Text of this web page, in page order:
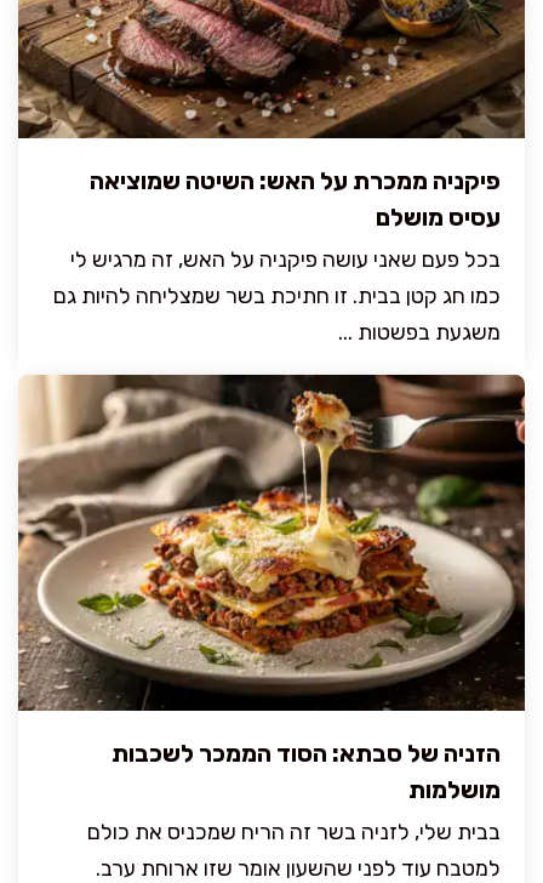
פיקניה ממכרת על האש: השיטה שמוציאה
עסיס מושלם
בכל פעם שאני עושה פיקניה על האש, זה מרגיש לי
כמו חג קטן בבית. זו חתיכת בשר שמצליחה להיות גם
משגעת בפשטות ...
הזניה של סבתא: הסוד הממכר לשכבות
מושלמות
בבית שלי, לזניה בשר זה הריח שמכניס את כולם
למטבח עוד לפני שהשעון אומר שזו ארוחת ערב.